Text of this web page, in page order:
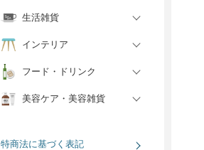
生活雑貨
インテリア
フード・ドリンク
美容ケア・美容雑貨
特商法に基づく表記